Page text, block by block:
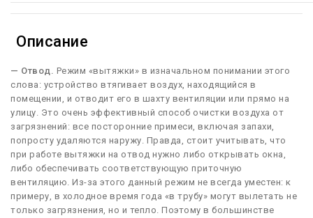
Описание
— Отвод. Режим «вытяжки» в изначальном понимании этого
слова: устройство втягивает воздух, находящийся в
помещении, и отводит его в шахту вентиляции или прямо на
улицу. Это очень эффективный способ очистки воздуха от
загрязнений: все посторонние примеси, включая запахи,
попросту удаляются наружу. Правда, стоит учитывать, что
при работе вытяжки на отвод нужно либо открывать окна,
либо обеспечивать соответствующую приточную
вентиляцию. Из-за этого данный режим не всегда уместен: к
примеру, в холодное время года «в трубу» могут вылетать не
только загрязнения, но и тепло. Поэтому в большинстве